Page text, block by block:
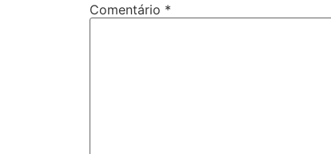
Comentário *